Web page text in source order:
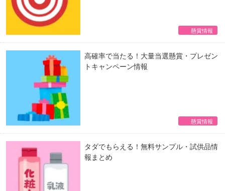
懸賞情報
高確率で当たる！大量当選懸賞・プレゼン
トキャンペーン情報
懸賞情報
タダでもらえる！無料サンプル・試供品情
報まとめ